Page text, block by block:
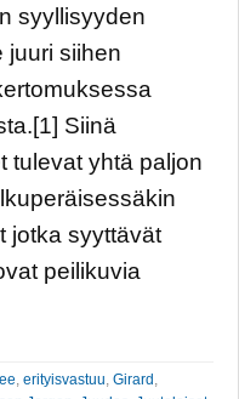
syyllisyyden
juuri siihen
Siinä
tulevat yhtä paljon
jotka syyttävät
peilikuvia
erityisvastuu Girard